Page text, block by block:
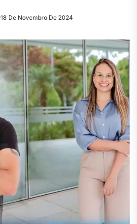
18 De Novembro De 2024